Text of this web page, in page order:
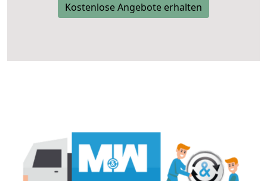
Kostenlose Angebote erhalten